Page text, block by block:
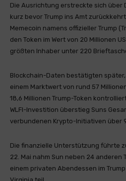
Die Ausrichtung erstreckte sich über
kurz bevor Trump ins Amt
Memecoin namens offizieller Trump
den Token im Wert von 20 Millionen
größten Inhaber unter 220
Blockchain-Daten bestätigten
einem Marktwert von rund 57
18,6 Millionen Trump-Token
WLFI-Investition überstieg Suns
verbundenen Krypto-Initiativen über
Die finanzielle Unterstützung führte
22. Mai nahm Sun neben 24 anderen
einem privaten Abendessen im